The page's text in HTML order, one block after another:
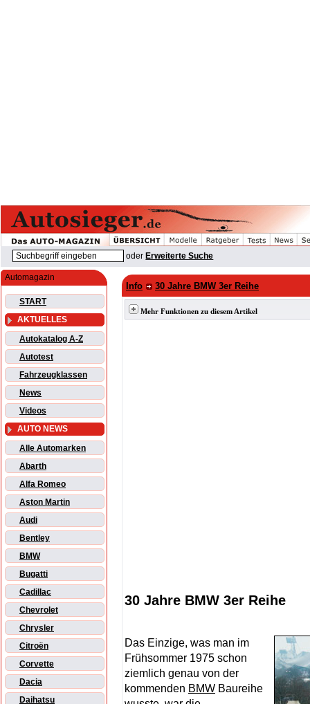
oder Erweiterte Suche
Automagazin
START
AKTUELLES
Autokatalog A-Z
Autotest
Fahrzeugklassen
News
Videos
AUTO NEWS
Alle Automarken
Abarth
Alfa Romeo
Aston Martin
Audi
Bentley
BMW
Bugatti
Cadillac
Chevrolet
Chrysler
Citroën
Corvette
Dacia
Daihatsu
Info 30 Jahre BMW 3er Reihe
Mehr Funktionen zu diesem Artikel
30 Jahre BMW 3er Reihe
Das Einzige, was man im
Frühsommer 1975 schon
ziemlich genau von der
kommenden BMW Baureihe